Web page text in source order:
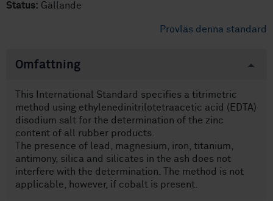
Status: Gällande
Provläs denna standard
Omfattning
This International Standard specifies a titrimetric
method using ethylenedinitrilotetraacetic acid (EDTA)
disodium salt for the determination of the zinc
content of all rubber products.
The presence of lead, magnesium, iron, titanium,
antimony, silica and silicates in the ash does not
interfere with the determination. The method is not
applicable, however, if cobalt is present.